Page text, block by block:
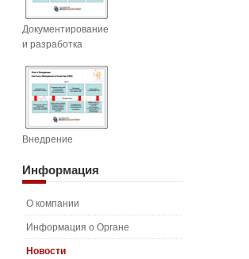
Документирование
и разработка
Внедрение
Информация
О компании
Информация о Органе
Новости